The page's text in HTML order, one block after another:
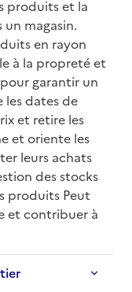
produits et la
magasin.
en rayon
à la propreté et
garantir un
dates de
et retire les
et oriente les
leurs achats
des stocks
produits Peut
et contribuer à